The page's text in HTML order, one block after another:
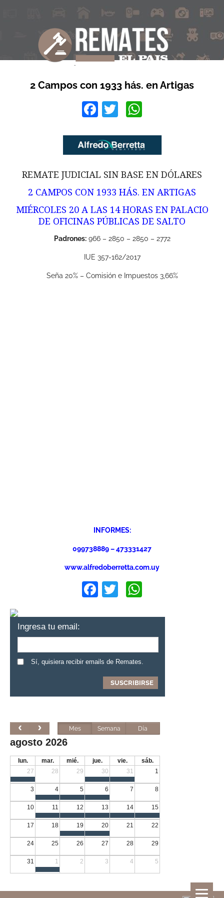
2 Campos con 1933 hás. en Artigas
Facebook
Twitter
REMATE JUDICIAL SIN BASE EN DÓLARES
2 CAMPOS CON 1933 HÁS. EN ARTIGAS
MIÉRCOLES 20 A LAS 14 HORAS EN PALACIO
DE OFICINAS PÚBLICAS DE SALTO
Padrones:966 – 2850 – 2850 – 2772
IUE 357-162/2017
Seña 20% – Comisión e Impuestos 3,66%
INFORMES:
099738889 – 473331427
www.alfredoberretta.com.uy
Facebook
Twitter
Ingresa tu email:
Sí, quisiera recibir emails de Remates.
Mes Semana Día
agosto 2026
lun. mar. mié. jue. vie.
sáb.
27
28 29 30 31 1
3 4 5 6 7 8
10 11 12 13 14 15
17 18 19 20 21 22
24 25 26 27 28 29
31 1 2 3 4 5